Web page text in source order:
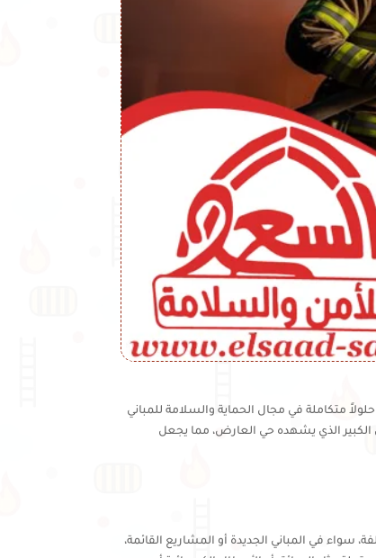
متكاملة في مجال الحماية والسلامة للمباني
الكبير الذي يشهده حي العارض، مما يجعل
في المباني الجديدة أو المشاريع القائمة،